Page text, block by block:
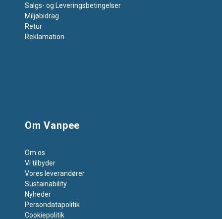
Salgs- og Leveringsbetingelser
Miljøbidrag
Retur
Reklamation
Om Vanpee
Om os
Vi tilbyder
Vores leverandører
Sustainability
Nyheder
Persondatapolitik
Cookiepolitik